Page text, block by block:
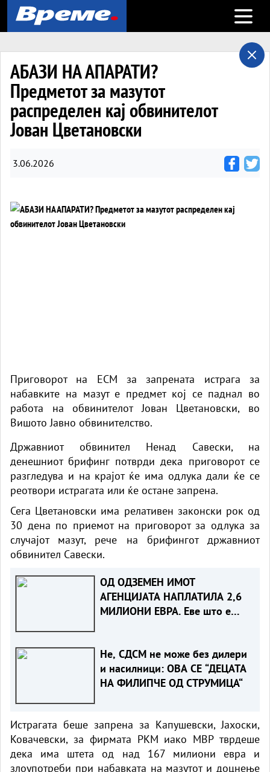
Open
АБАЗИ НА АПАРАТИ?
Предметот за мазутот
распределен кај обвинителот
Јован Цветановски
3.06.2026
Приговорот на ЕСМ за запрената истрага за
набавките на мазут е предмет кој се паднал во
работа на обвинителот Јован Цветановски, во
Вишото Јавно обвинителство.
Државниот обвинител Ненад Савески, на
денешниот брифинг потврди дека приговорот се
разгледува и на крајот ќе има одлука дали ќе се
реотвори истрагата или ќе остане запрена.
Сега Цветановски има релативен законски рок од
30 дена по приемот на приговорот за одлука за
случајот мазут, рече на брифингот државниот
обвинител Савески.
ОД ОДЗЕМЕН ИМОТ
АГЕНЦИЈАТА НАПЛАТИЛА 2,6
МИЛИОНИ ЕВРА. Еве што е
Не, СДСМ не може без дилери
и насилници: ОВА СЕ “ДЕЦАТА
НА ФИЛИПЧЕ ОД СТРУМИЦА“
Истрагата беше запрена за Капушевски, Јахоски,
Ковачевски, за фирмата РКМ иако МВР тврдеше
дека има штета од над 167 милиони евра и
злоупотреби при набавката на мазутот и доцнење